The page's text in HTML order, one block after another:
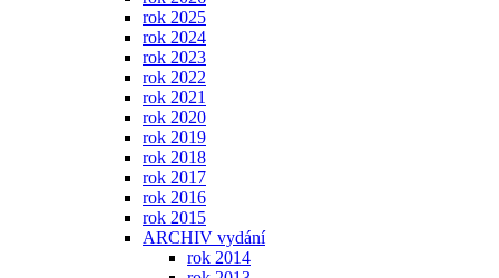
rok 2025
rok 2024
rok 2023
rok 2022
rok 2021
rok 2020
rok 2019
rok 2018
rok 2017
rok 2016
rok 2015
ARCHIV vydání
rok 2014